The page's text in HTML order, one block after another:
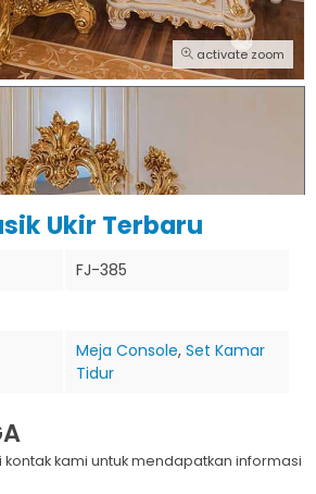
activate zoom
Ukir Terbaru
FJ-385
Meja Console, Set Kamar
Tidur
kami untuk mendapatkan informasi